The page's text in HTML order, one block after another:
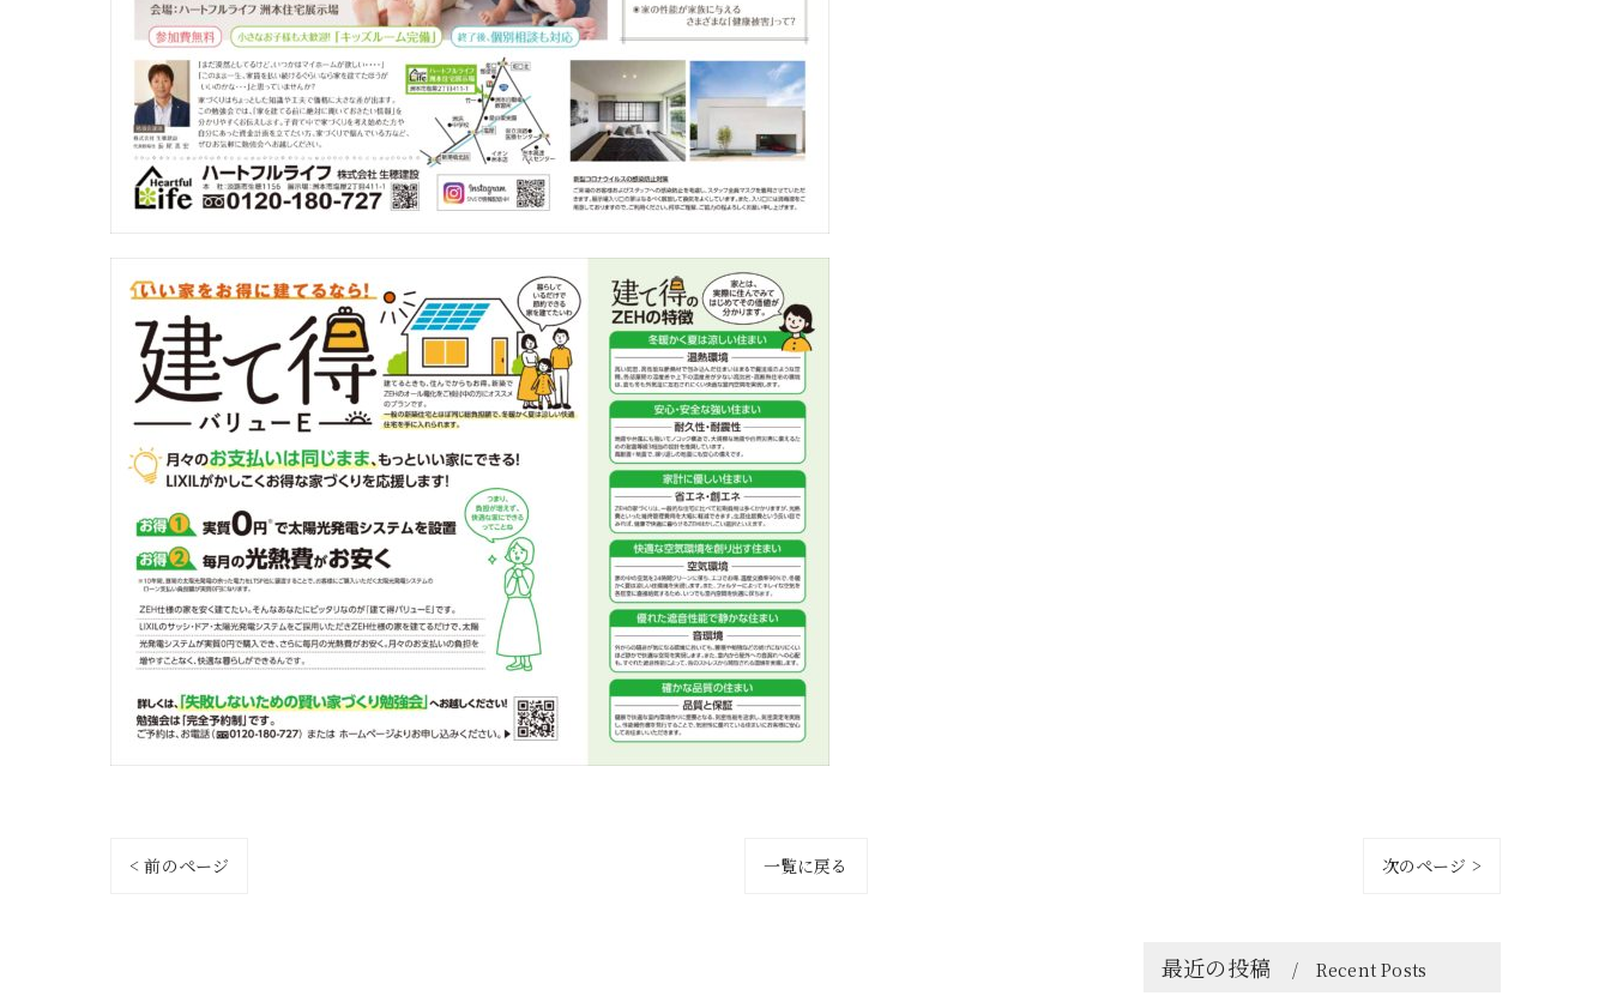
< 前のページ 一覧に戻る 次のページ >
最近の投稿 Recent Posts